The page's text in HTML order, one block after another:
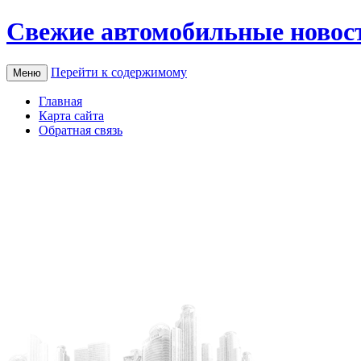
Свежие автомобильные
Меню Перейти к содержимому
Главная
Карта сайта
Обратная связь